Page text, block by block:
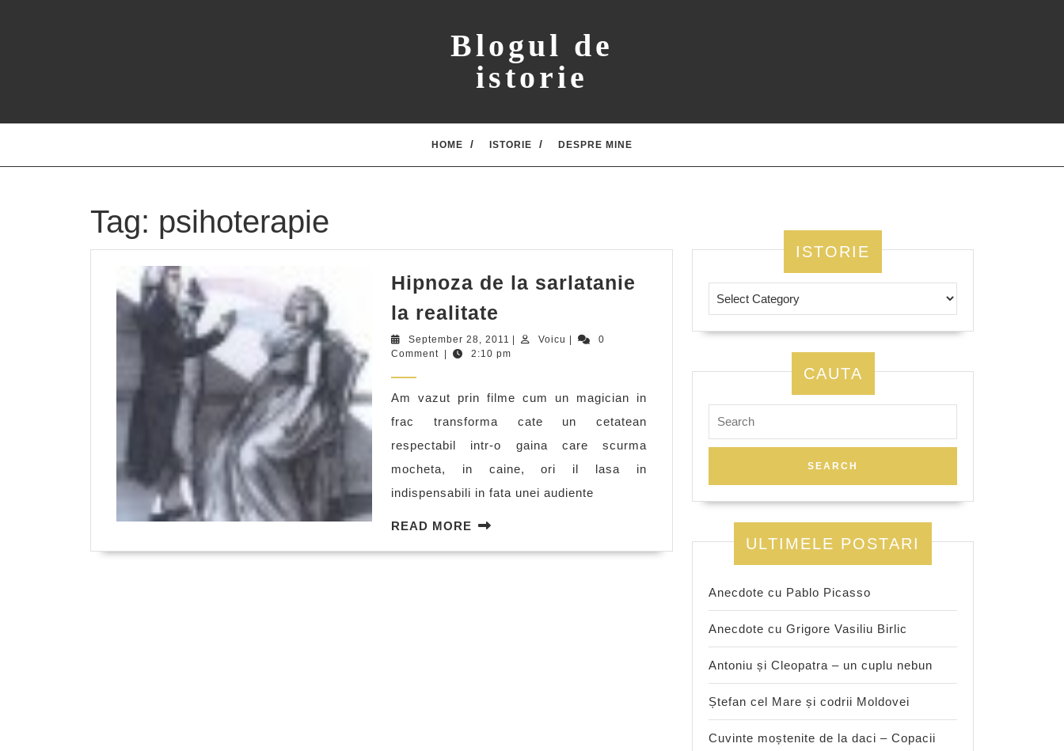
Blogul de
istorie
HOME ISTORIE DESPRE MINE
Tag: psihoterapie
Hipnoza de la sarlatanie
la realitate
de
la
la
realitate
September 28, 2011 September
28,
Voicu Voicu
0
Comment
2:10 pm
Am vazut prin filme cum un magician in
frac transforma cate un cetatean
respectabil intr-o gaina care scurma
mocheta, in caine, ori il lasa in
indispensabili in fata unei audiente
READ MORE READ
ISTORIE
CAUTA
for:
ULTIMELE POSTARI
Anecdote cu Pablo Picasso
Anecdote cu Grigore Vasiliu Birlic
Antoniu și Cleopatra – un cuplu nebun
Ștefan cel Mare și codrii Moldovei
Cuvinte moștenite de la daci – Copacii